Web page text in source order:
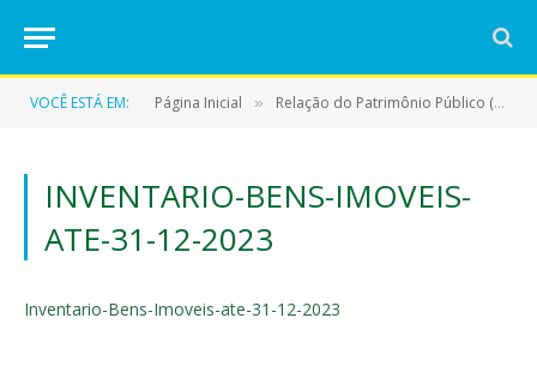
VOCÊ ESTÁ EM: Página Inicial » Relação do Patrimônio Público (IMÓVEIS)
INVENTARIO-BENS-IMOVEIS-
ATE-31-12-2023
Inventario-Bens-Imoveis-ate-31-12-2023